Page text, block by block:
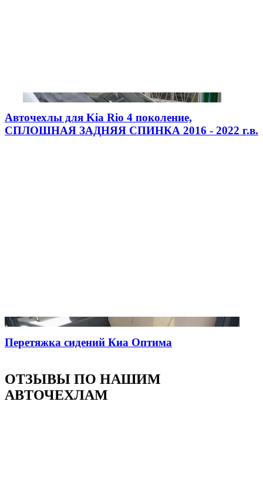
Авточехлы для Kia Rio 4 поколение,
СПЛОШНАЯ ЗАДНЯЯ СПИНКА 2016 - 2022 г.в.
Перетяжка сидений Киа Оптима
ОТЗЫВЫ ПО НАШИМ
АВТОЧЕХЛАМ